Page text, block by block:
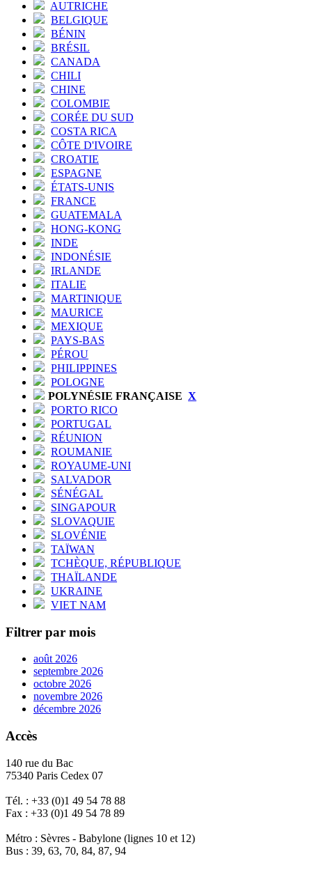
AUTRICHE
BELGIQUE
BÉNIN
BRÉSIL
CANADA
CHILI
CHINE
COLOMBIE
CORÉE DU SUD
COSTA RICA
CÔTE D'IVOIRE
CROATIE
ESPAGNE
ÉTATS-UNIS
FRANCE
GUATEMALA
HONG-KONG
INDE
INDONÉSIE
IRLANDE
ITALIE
MARTINIQUE
MAURICE
MEXIQUE
PAYS-BAS
PÉROU
PHILIPPINES
POLOGNE
POLYNÉSIE FRANÇAISE X
PORTO RICO
PORTUGAL
RÉUNION
ROUMANIE
ROYAUME-UNI
SALVADOR
SÉNÉGAL
SINGAPOUR
SLOVAQUIE
SLOVÉNIE
TAÏWAN
TCHÈQUE, RÉPUBLIQUE
THAÏLANDE
UKRAINE
VIET NAM
Filtrer par mois
août 2026
septembre 2026
octobre 2026
novembre 2026
décembre 2026
Accès
140 rue du Bac
75340 Paris Cedex 07
Tél. : +33 (0)1 49 54 78 88
Fax : +33 (0)1 49 54 78 89
Métro : Sèvres - Babylone (lignes 10 et 12)
Bus : 39, 63, 70, 84, 87, 94